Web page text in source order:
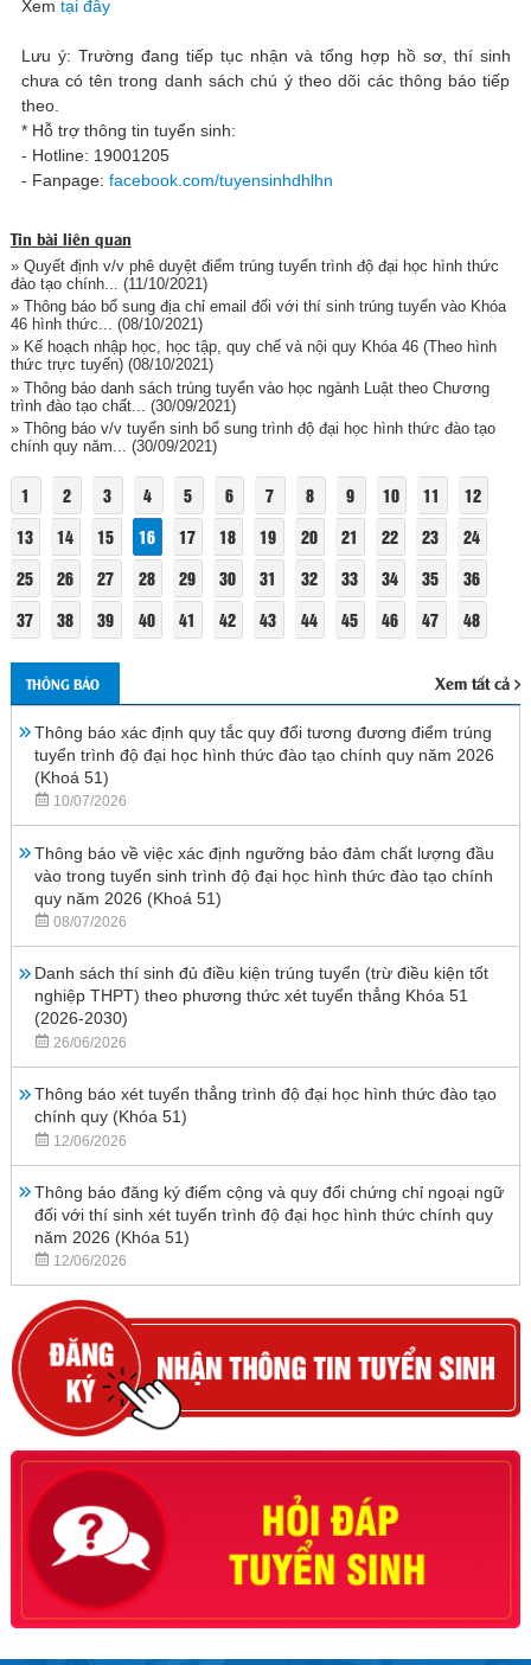
Xem tại đây
Lưu ý: Trường đang tiếp tục nhận và tổng hợp hồ sơ, thí sinh
chưa có tên trong danh sách chú ý theo dõi các thông báo tiếp
theo.
* Hỗ trợ thông tin tuyển sinh:
- Hotline: 19001205
- Fanpage: facebook.com/tuyensinhdhlhn
Tin bài liên quan
» Quyết định v/v phê duyệt điểm trúng tuyển trình độ đại học hình thức
đào tạo chính...
(11/10/2021)
» Thông báo bổ sung địa chỉ email đối với thí sinh trúng tuyển vào Khóa
46 hình thức... (08/10/2021)
» Kế hoạch nhập học, học tập, quy chế và nội quy Khóa 46 (Theo hình
thức trực tuyến)(08/10/2021)
» Thông báo danh sách trúng tuyển vào học ngành Luật theo Chương
trình đào tạo chất...
(30/09/2021)
» Thông báo v/v tuyển sinh bổ sung trình độ đại học hình thức đào tạo
chính quy năm... (30/09/2021)
1 2 3 4 5 6 7 8 9 10 11
12
13
14 15 16 17 18 19 20 21 22 23
24
25
26 27 28 29 30 31 32 33 34 35
36
37
38 39 40 41 42 43 44 45 46 47 48
THÔNG BÁO Xem tất cả
Thông báo xác định quy tắc quy đổi tương đương điểm trúng
tuyển trình độ đại học hình thức đào tạo chính quy năm 2026
(Khoá 51)
10/07/2026
Thông báo về việc xác định ngưỡng bảo đảm chất lượng đầu
vào trong tuyển sinh trình độ đại học hình thức đào tạo chính
quy năm 2026 (Khoá 51)
08/07/2026
Danh sách thí sinh đủ điều kiện trúng tuyển (trừ điều kiện tốt
nghiệp THPT) theo phương thức xét tuyển thẳng Khóa 51
(2026-2030)
26/06/2026
Thông báo xét tuyển thẳng trình độ đại học hình thức đào tạo
chính quy (Khóa 51)
12/06/2026
Thông báo đăng ký điểm cộng và quy đổi chứng chỉ ngoại ngữ
đối với thí sinh xét tuyển trình độ đại học hình thức chính quy
năm 2026 (Khóa 51)
12/06/2026